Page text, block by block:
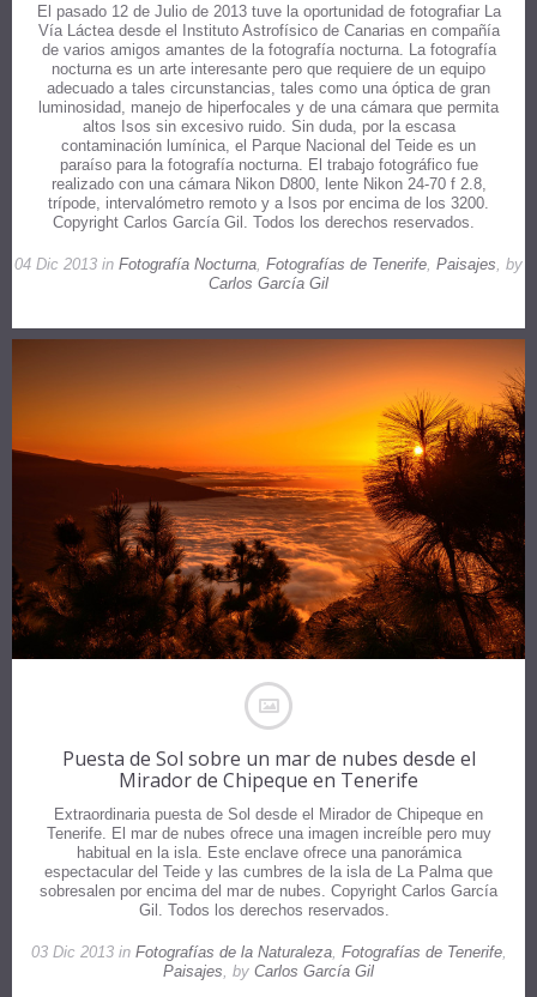
El pasado 12 de Julio de 2013 tuve la oportunidad de fotografiar La
Vía Láctea desde el Instituto Astrofísico de Canarias en compañía
de varios amigos amantes de la fotografía nocturna. La fotografía
nocturna es un arte interesante pero que requiere de un equipo
adecuado a tales circunstancias, tales como una óptica de gran
luminosidad, manejo de hiperfocales y de una cámara que permita
altos Isos sin excesivo ruido. Sin duda, por la escasa
contaminación lumínica, el Parque Nacional del Teide es un
paraíso para la fotografía nocturna. El trabajo fotográfico fue
realizado con una cámara Nikon D800, lente Nikon 24-70 f 2.8,
trípode, intervalómetro remoto y a Isos por encima de los 3200.
Copyright Carlos García Gil. Todos los derechos reservados.
04 Dic 2013 in Fotografía Nocturna Fotografías de Tenerife Paisajes , by
Carlos García Gil
Puesta de Sol sobre un mar de nubes desde el
Mirador de Chipeque en Tenerife
Extraordinaria puesta de Sol desde el Mirador de Chipeque en
Tenerife. El mar de nubes ofrece una imagen increíble pero muy
habitual en la isla. Este enclave ofrece una panorámica
espectacular del Teide y las cumbres de la isla de La Palma que
sobresalen por encima del mar de nubes. Copyright Carlos García
Gil. Todos los derechos reservados.
03 Dic 2013 in Fotografías de la Naturaleza, Fotografías de Tenerife,
Paisajes , by Carlos García Gil